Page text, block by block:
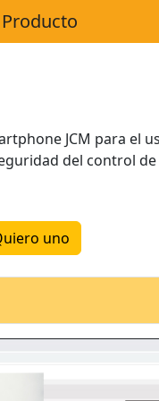
Producto
JCM para el
del control
uno